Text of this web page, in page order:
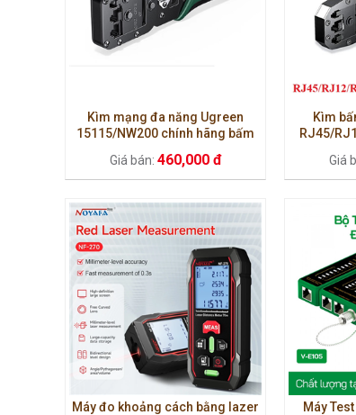
Kìm mạng đa năng Ugreen
15115/NW200 chính hãng bấm
Giá bán: 460,000 đ
Kìm
RJ45/
Giá
Máy đo khoảng cách bằng lazer
Máy